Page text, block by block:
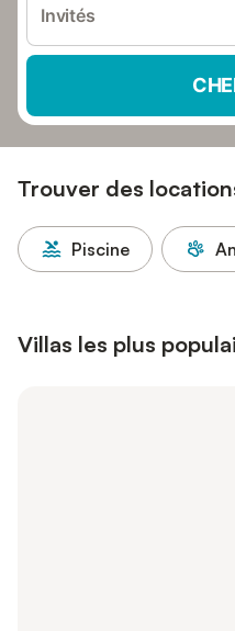
Invités
Trouver des
Piscine
Villas les plus